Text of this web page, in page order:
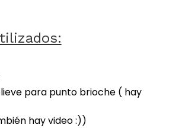
para punto brioche ( hay
hay video :))